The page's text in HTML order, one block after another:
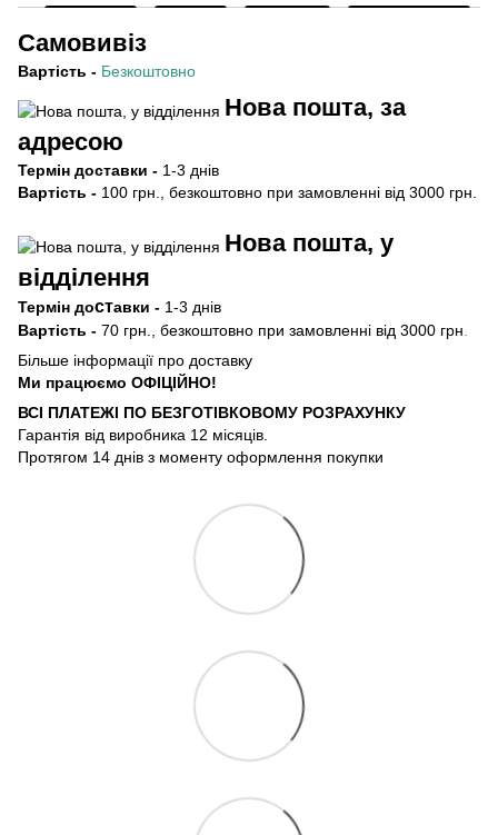
Самовивіз
Вартість - Безкоштовно
Нова пошта, за
адресою
Термін доставки - 1-3 днів
Вартість - 100 грн., безкоштовно при замовленні від 3000 грн.
Нова пошта, у
відділення
Термін доставки - 1-3 днів
Вартість - 70 грн., безкоштовно при замовленні від 3000 грн
Більше інформації про доставку
Ми працюємо ОФIЦIЙНО!
ВСІ ПЛАТЕЖІ ПО БЕЗГОТIВКОВОМУ РОЗРАХУНКУ
Гарантія від виробника 12 місяців.
Протягом 14 днів з моменту оформлення покупки